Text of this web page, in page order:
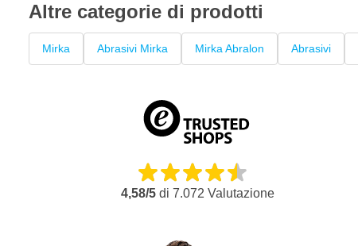
Altre categorie di prodotti
Mirka Abrasivi Mirka Mirka Abralon Abrasivi
4,58/5di 7.072 Valutazione